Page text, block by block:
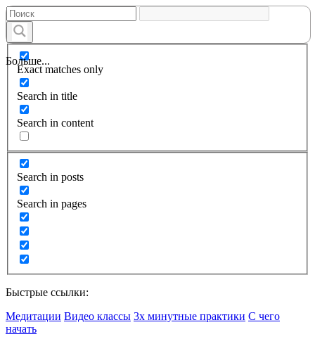
Больше...
Exact matches only
Search in title
Search in content
Search in posts
Search in pages
Быстрые ссылки:
Медитации Видео классы 3х минутные практики С чего
начать